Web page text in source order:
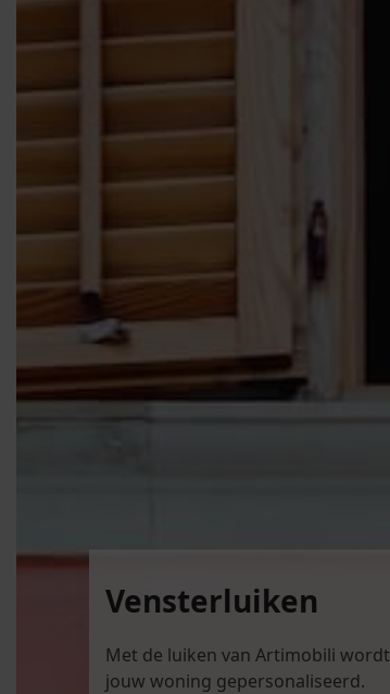
Vensterluiken
Met de luiken van Artimobili wordt
jouw woning gepersonaliseerd.